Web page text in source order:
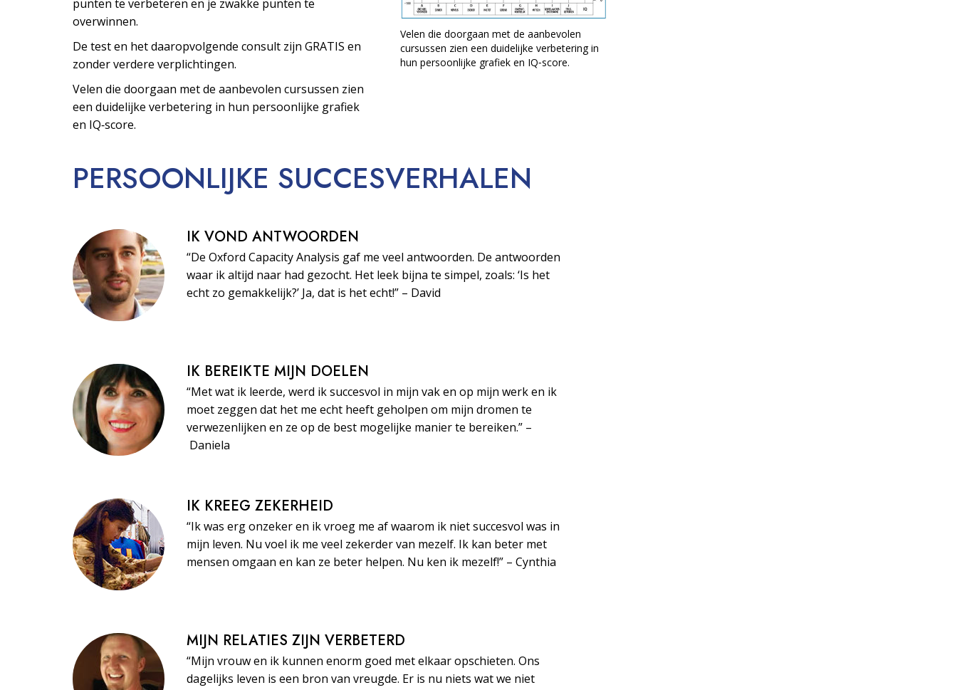
punten te verbeteren en je zwakke punten te
overwinnen.
De test en het daaropvolgende consult zijn GRATIS en
zonder verdere verplichtingen.
Velen die doorgaan met de aanbevolen cursussen zien
een duidelijke verbetering in hun persoonlijke grafiek
en IQ‑score.
Velen die doorgaan met de aanbevolen
cursussen zien een duidelijke verbetering in
hun persoonlijke grafiek en IQ‑score.
PERSOONLIJKE SUCCESVERHALEN
IK VOND ANTWOORDEN
“De Oxford Capacity Analysis gaf me veel antwoorden. De antwoorden
waar ik altijd naar had gezocht. Het leek bijna te simpel, zoals: ‘Is het
echt zo gemakkelijk?’ Ja, dat is het echt!” – David
IK BEREIKTE MIJN DOELEN
“Met wat ik leerde, werd ik succesvol in mijn vak en op mijn werk en ik
moet zeggen dat het me echt heeft geholpen om mijn dromen te
verwezenlijken en ze op de best mogelijke manier te bereiken.” –
Daniela
IK KREEG ZEKERHEID
“Ik was erg onzeker en ik vroeg me af waarom ik niet succesvol was in
mijn leven. Nu voel ik me veel zekerder van mezelf. Ik kan beter met
mensen omgaan en kan ze beter helpen. Nu ken ik mezelf!” – Cynthia
MIJN RELATIES ZIJN VERBETERD
“Mijn vrouw en ik kunnen enorm goed met elkaar opschieten. Ons
dagelijks leven is een bron van vreugde. Er is nu niets wat we niet